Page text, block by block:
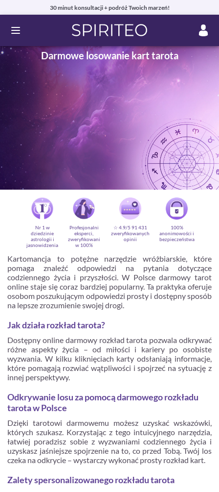
30 minut konsultacji + podróż Twoich marzeń!
Ouvrir le menu
Darmowe losowanie kart tarota
Prywatne konsultacje jasnowidzenia online przez telefon,
czat lub e-mail
99% zadowolonych klientów i autentyczne recenzje!
Zarejestruj się
Nr 1 w
dziedzinie
astrologii i
jasnowidzenia
Profesjonalni
eksperci,
zweryfikowani
w 100%
☆ 4.9/5 91 431
zweryfikowanych
opinii
100%
anonimowości i
bezpieczeństwa
Kartomancja to potężne narzędzie wróżbiarskie, które
pomaga znaleźć odpowiedzi na pytania dotyczące
codziennego życia i przyszłości. W Polsce darmowy tarot
online staje się coraz bardziej popularny. Ta praktyka oferuje
osobom poszukującym odpowiedzi prosty i dostępny sposób
na lepsze zrozumienie swojej drogi.
Jak działa rozkład tarota?
Dostępny online darmowy rozkład tarota pozwala odkrywać
różne aspekty życia – od miłości i kariery po osobiste
wyzwania. W kilku kliknięciach karty odsłaniają informacje,
które pomagają rozwiać wątpliwości i spojrzeć na sytuację z
innej perspektywy.
Odkrywanie losu za pomocą darmowego rozkładu
tarota w Polsce
Dzięki tarotowi darmowemu możesz uzyskać wskazówki,
których szukasz. Korzystając z tego intuicyjnego narzędzia,
łatwiej poradzisz sobie z wyzwaniami codziennego życia i
uzyskasz jaśniejsze spojrzenie na to, co przed Tobą. Twój los
czeka na odkrycie – wystarczy wykonać prosty rozkład kart.
Zalety spersonalizowanego rozkładu tarota